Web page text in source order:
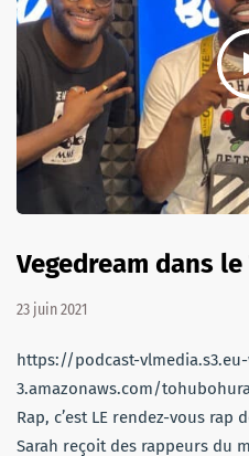
Vegedream dans
23 juin 2021
https://podcast-
3.amazonaws.com/
Rap, c’est LE rendez-vous rap
Sarah reçoit des rappeurs du